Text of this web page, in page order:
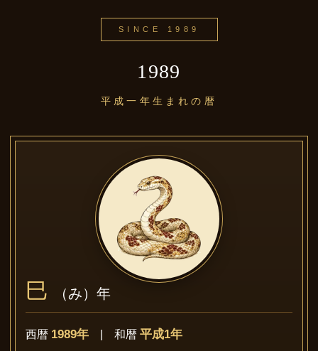
SINCE 1989
1989
平成一年生まれの暦
巳 （み）年
西暦 1989年 | 和暦 平成1年